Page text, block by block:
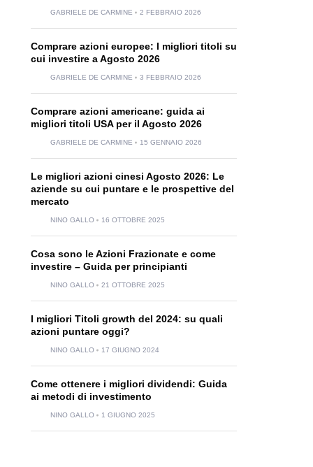
GABRIELE DE CARMINE 2 FEBBRAIO 2026
Comprare azioni europee: I migliori titoli su
cui investire a Agosto 2026
GABRIELE DE CARMINE 3 FEBBRAIO 2026
Comprare azioni americane: guida ai
migliori titoli USA per il Agosto 2026
GABRIELE DE CARMINE 15 GENNAIO 2026
Le migliori azioni cinesi Agosto 2026: Le
aziende su cui puntare e le prospettive del
mercato
NINO GALLO 16 OTTOBRE 2025
Cosa sono le Azioni Frazionate e come
investire – Guida per principianti
NINO GALLO 21 OTTOBRE 2025
I migliori Titoli growth del 2024: su quali
azioni puntare oggi?
NINO GALLO 17 GIUGNO 2024
Come ottenere i migliori dividendi: Guida
ai metodi di investimento
NINO GALLO 1 GIUGNO 2025